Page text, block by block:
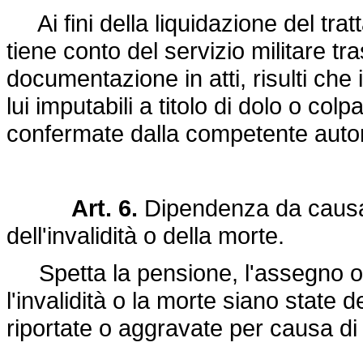
Ai fini della liquidazione del
tiene conto del servizio militare
documentazione in atti, risulti
lui imputabili a titolo di dolo o
confermate dalla competente
Art. 6. Dipendenza da
dell'invalidità o della morte.
Spetta la pensione, l'assegno
l'invalidità o la morte siano state
riportate o aggravate per causa